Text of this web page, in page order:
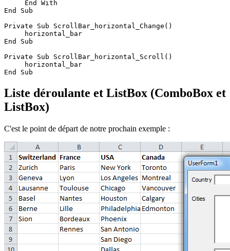
     End With
End Sub
Private Sub ScrollBar_horizontal_Change()
     horizontal_bar
End Sub
Private Sub ScrollBar_horizontal_Scroll()
     horizontal_bar
Liste déroulante et ListBox (ComboBox et
ListBox)
C'est le point de départ de notre prochain exemple :